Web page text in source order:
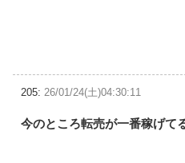
205: 26/01/24(土)04:30:11
今のところ転売が一番稼げて